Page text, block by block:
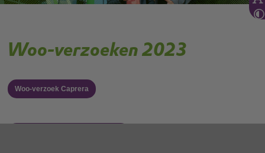
Woo-verzoeken 2023
Woo-verzoek Caprera